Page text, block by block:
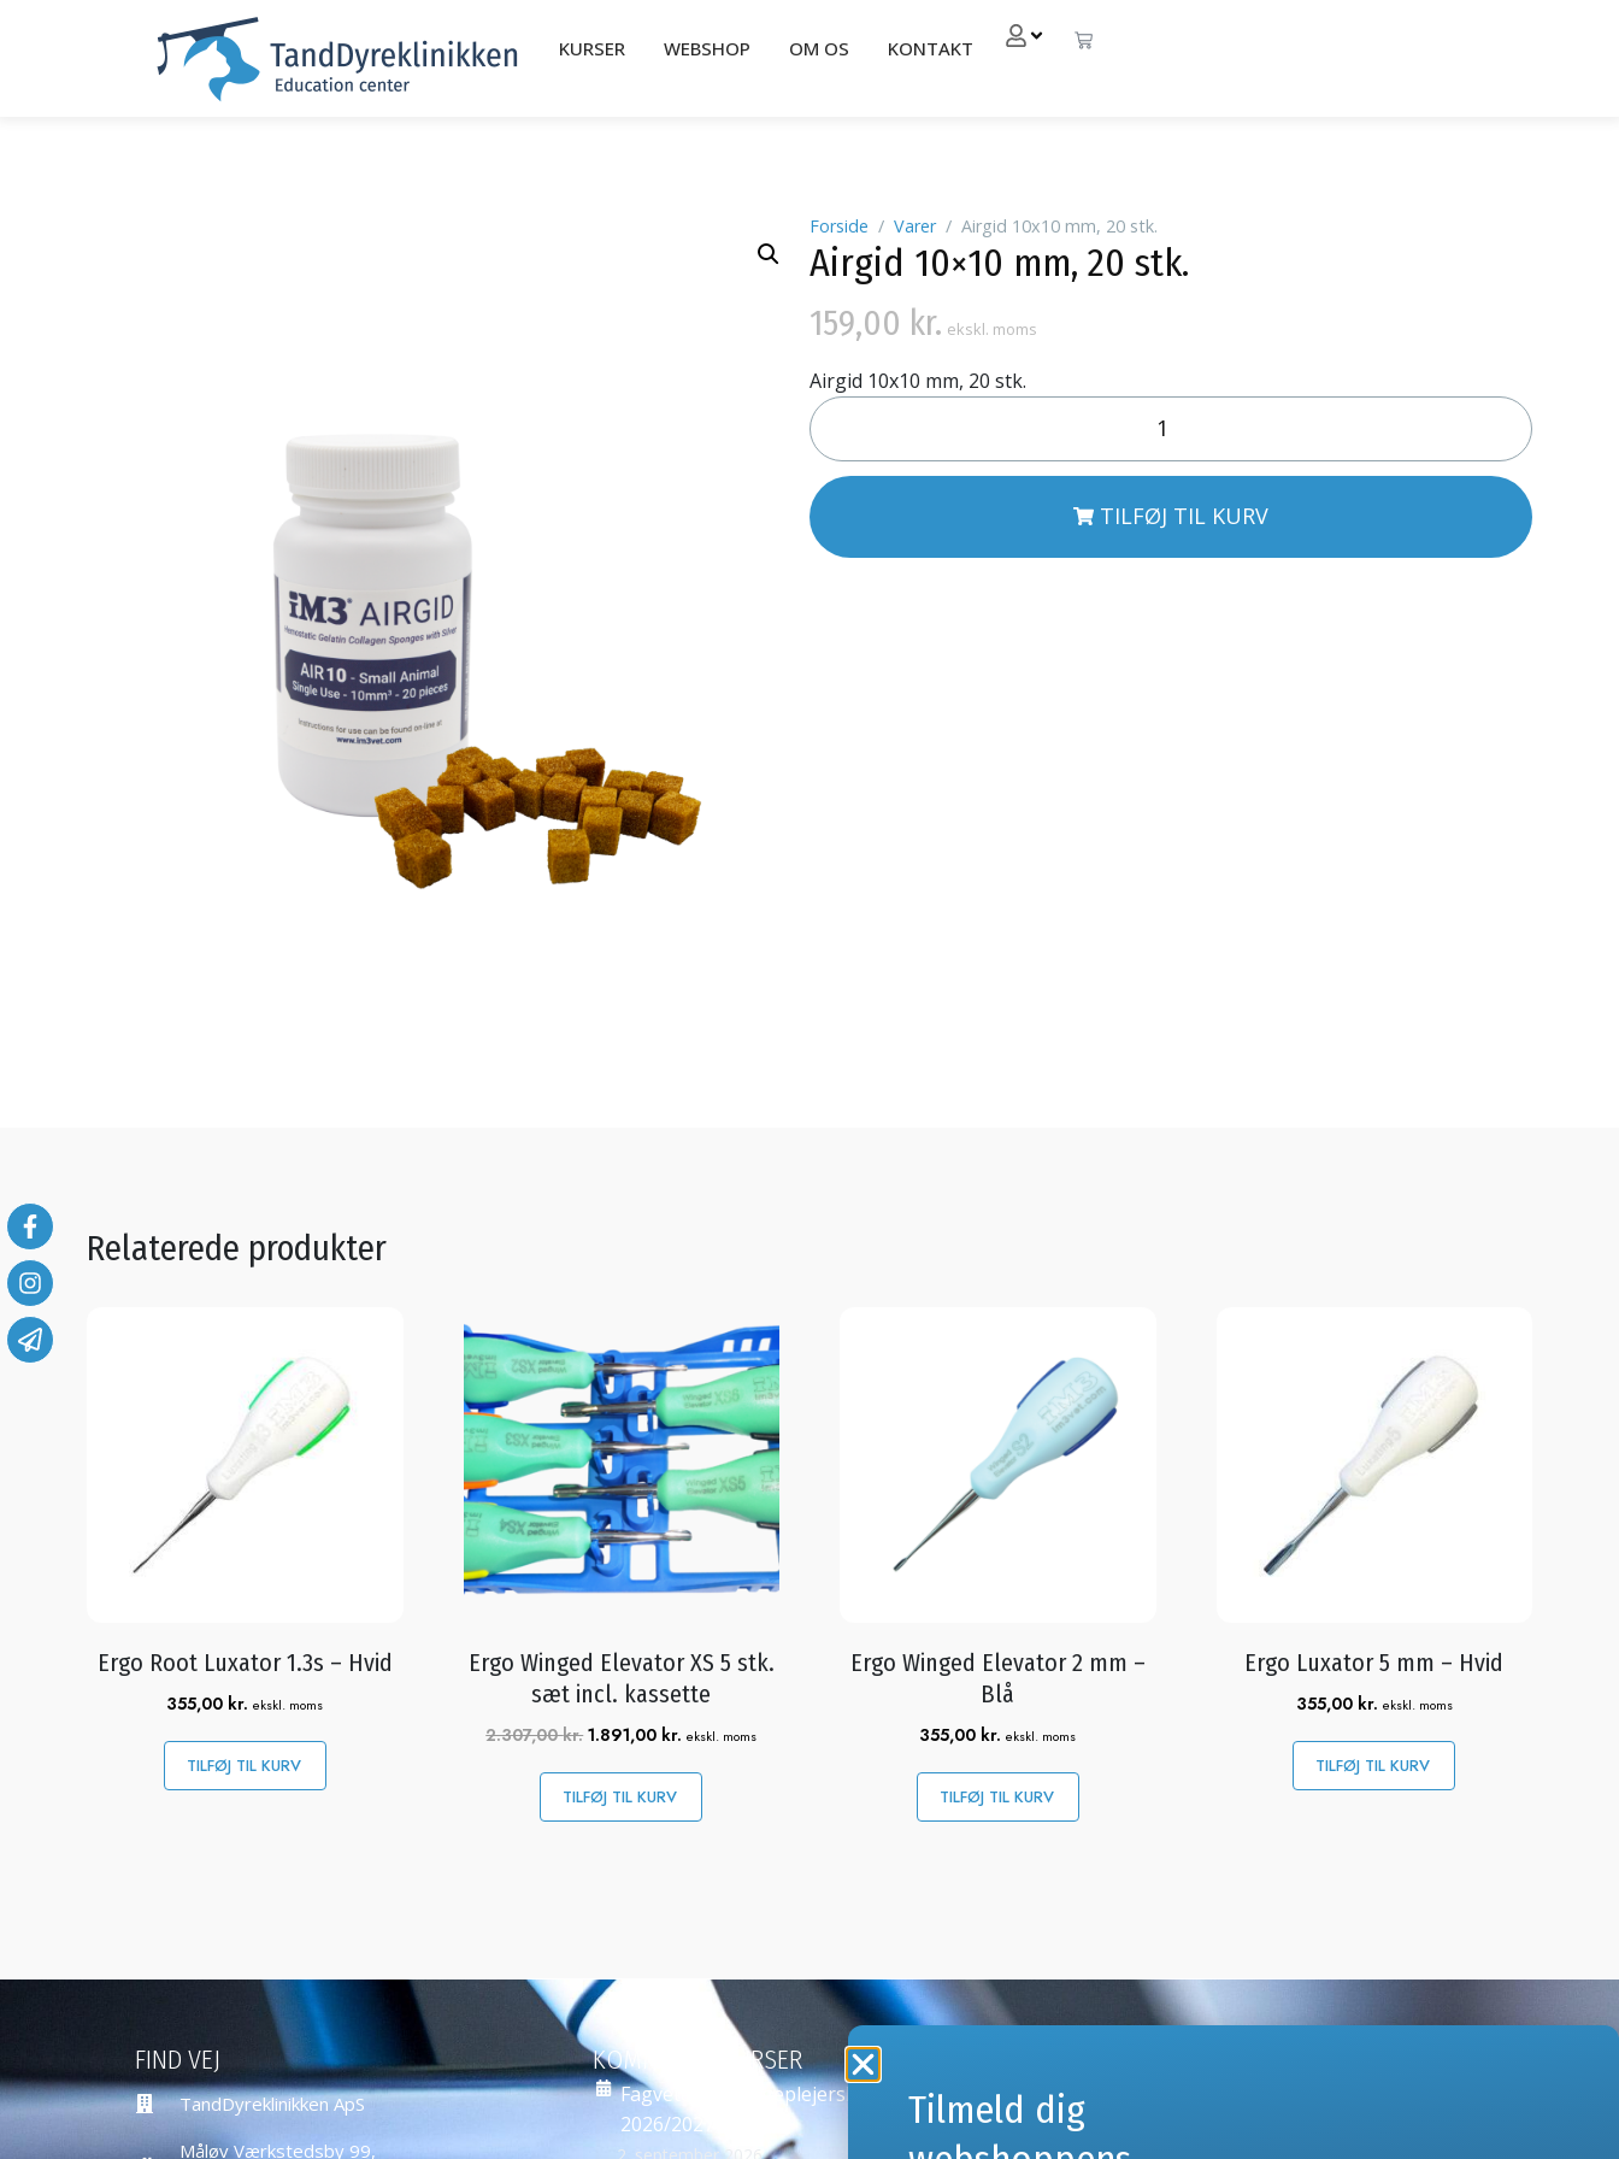
KURSER WEBSHOP OM OS KONTAKT
Forside Varer Airgid 10x10 mm, 20 stk.
Airgid 10×10 mm, 20 stk.
159,00 kr. ekskl. moms
Airgid 10x10 mm, 20 stk.
TILFØJ TIL KURV
Relaterede produkter
Ergo Root Luxator 1.3s – Hvid
355,00 kr. ekskl. moms
TILFØJ TIL KURV
Ergo Winged Elevator XS 5 stk.
sæt incl. kassette
2.307,00kr. 1.891,00 kr. ekskl. moms
TILFØJ TIL KURV
Ergo Winged Elevator 2 mm –
Blå
355,00 kr. ekskl. moms
TILFØJ TIL KURV
Ergo Luxator 5 mm – Hvid
355,00 kr. ekskl. moms
TILFØJ TIL KURV
FIND VEJ
TandDyreklinikken ApS
Måløv Værkstedsby 99,
KOMMENDE KURSER
Fagveterinærsygeplejerske i tandbehandling
2026/2027
Tilmeld dig vores nyhedsbreve og få besked om
kurser eller nye produkter og tilbud i
Tilmeld dig